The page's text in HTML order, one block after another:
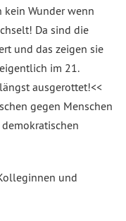
kein Wunder wenn
Da sind die
und das zeigen sie
im 21.
ausgerottet!<<
gegen Menschen
und